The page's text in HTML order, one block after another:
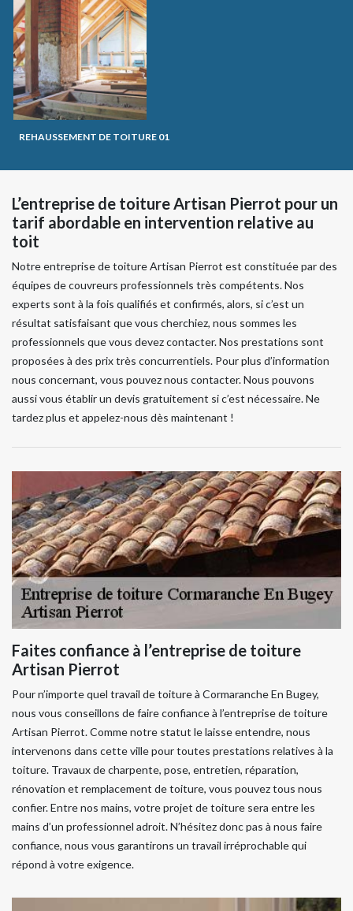
REHAUSSEMENT DE TOITURE 01
L’entreprise de toiture Artisan Pierrot pour un
tarif abordable en intervention relative au
toit
Notre entreprise de toiture Artisan Pierrot est constituée par des
équipes de couvreurs professionnels très compétents. Nos
experts sont à la fois qualifiés et confirmés, alors, si c’est un
résultat satisfaisant que vous cherchiez, nous sommes les
professionnels que vous devez contacter. Nos prestations sont
proposées à des prix très concurrentiels. Pour plus d’information
nous concernant, vous pouvez nous contacter. Nous pouvons
aussi vous établir un devis gratuitement si c’est nécessaire. Ne
tardez plus et appelez-nous dès maintenant !
Faites confiance à l’entreprise de toiture
Artisan Pierrot
Pour n’importe quel travail de toiture à Cormaranche En Bugey,
nous vous conseillons de faire confiance à l’entreprise de toiture
Artisan Pierrot. Comme notre statut le laisse entendre, nous
intervenons dans cette ville pour toutes prestations relatives à la
toiture. Travaux de charpente, pose, entretien, réparation,
rénovation et remplacement de toiture, vous pouvez tous nous
confier. Entre nos mains, votre projet de toiture sera entre les
mains d’un professionnel adroit. N’hésitez donc pas à nous faire
confiance, nous vous garantirons un travail irréprochable qui
répond à votre exigence.